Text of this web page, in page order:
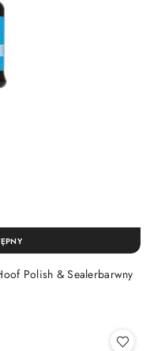
Polish & Sealerbarwny